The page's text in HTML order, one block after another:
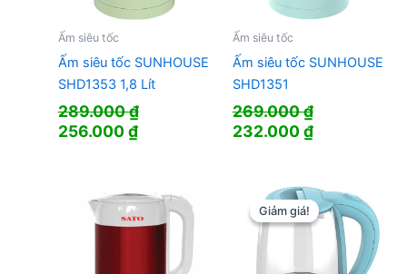
Ấm siêu tốc
Ấm siêu tốc SUNHOUSE
SHD1353 1,8 Lít
289.000₫
Giá
289.000 ₫.
256.000₫Giá
là:
256.000 ₫.
Ấm siêu tốc
Ấm siêu tốc SUNHOUSE
SHD1351
269.000₫
Giá
269.000 ₫.
232.000₫Giá
là:
232.000 ₫.
Giảm giá!
Giảm giá!